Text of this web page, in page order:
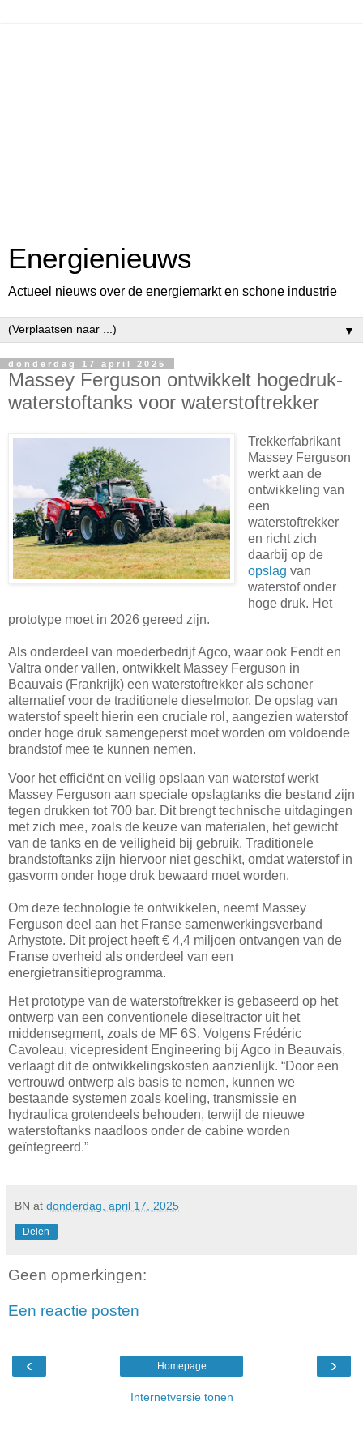
Energienieuws
Actueel nieuws over de energiemarkt en schone industrie
▼
donderdag 17 april 2025
Massey Ferguson ontwikkelt hogedruk-
waterstoftanks voor waterstoftrekker
Trekkerfabrikant
Massey Ferguson
werkt aan de
ontwikkeling van
een
waterstoftrekker
en richt zich
daarbij op de
opslag van
waterstof onder
hoge druk. Het
prototype moet in 2026 gereed zijn.
Als onderdeel van moederbedrijf Agco, waar ook Fendt en
Valtra onder vallen, ontwikkelt Massey Ferguson in
Beauvais (Frankrijk) een waterstoftrekker als schoner
alternatief voor de traditionele dieselmotor. De opslag van
waterstof speelt hierin een cruciale rol, aangezien waterstof
onder hoge druk samengeperst moet worden om voldoende
brandstof mee te kunnen nemen.
Voor het efficiënt en veilig opslaan van waterstof werkt
Massey Ferguson aan speciale opslagtanks die bestand zijn
tegen drukken tot 700 bar. Dit brengt technische uitdagingen
met zich mee, zoals de keuze van materialen, het gewicht
van de tanks en de veiligheid bij gebruik. Traditionele
brandstoftanks zijn hiervoor niet geschikt, omdat waterstof in
gasvorm onder hoge druk bewaard moet worden.
Om deze technologie te ontwikkelen, neemt Massey
Ferguson deel aan het Franse samenwerkingsverband
Arhystote. Dit project heeft € 4,4 miljoen ontvangen van de
Franse overheid als onderdeel van een
energietransitieprogramma.
Het prototype van de waterstoftrekker is gebaseerd op het
ontwerp van een conventionele dieseltractor uit het
middensegment, zoals de MF 6S. Volgens Frédéric
Cavoleau, vicepresident Engineering bij Agco in Beauvais,
verlaagt dit de ontwikkelingskosten aanzienlijk. “Door een
vertrouwd ontwerp als basis te nemen, kunnen we
bestaande systemen zoals koeling, transmissie en
hydraulica grotendeels behouden, terwijl de nieuwe
waterstoftanks naadloos onder de cabine worden
geïntegreerd.”
BN at donderdag, april 17, 2025
Delen
Geen opmerkingen:
Een reactie posten
‹ ›
Homepage
Internetversie tonen